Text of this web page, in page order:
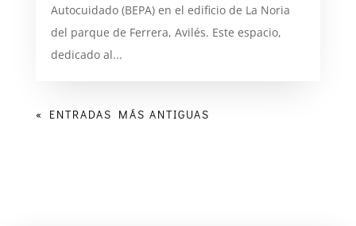
Autocuidado (BEPA) en el edificio de La Noria
del parque de Ferrera, Avilés. Este espacio,
dedicado al...
« ENTRADAS MÁS ANTIGUAS